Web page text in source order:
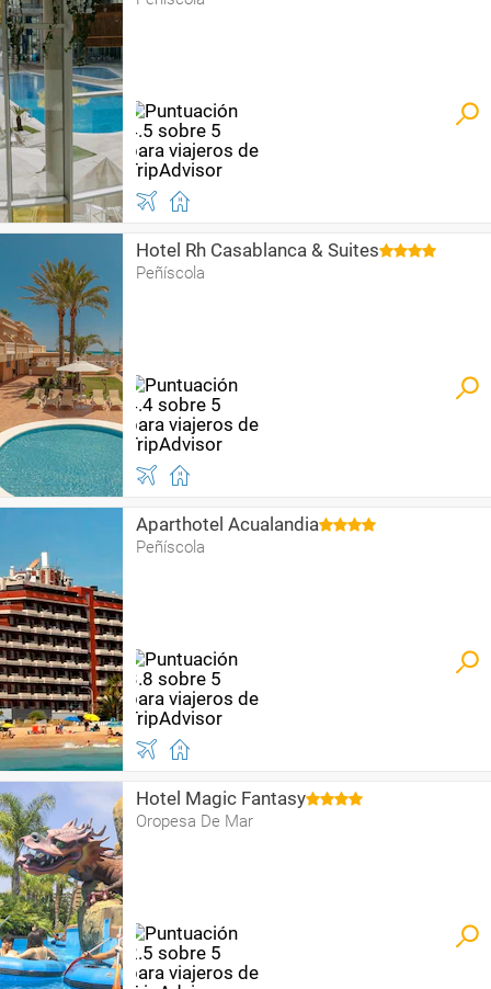
Hotel Rh Casablanca & Suites
Peñíscola
Aparthotel Acualandia
Peñíscola
Hotel Magic Fantasy
Oropesa De Mar